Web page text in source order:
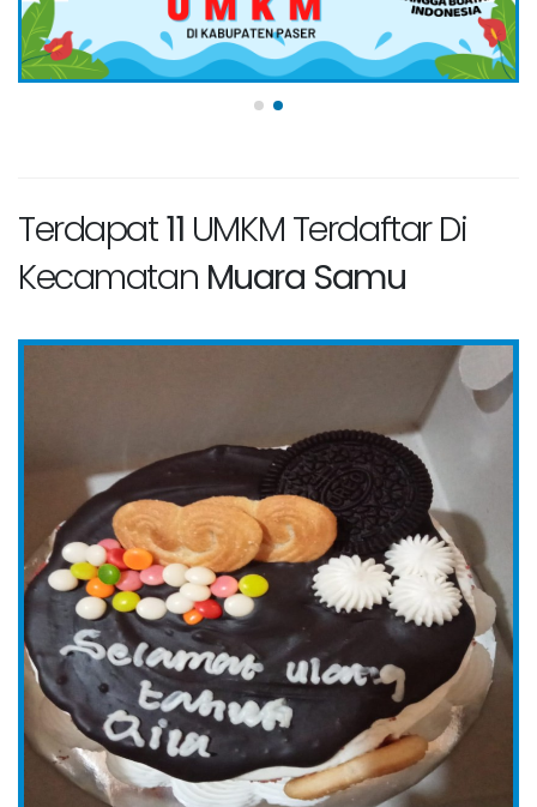
Terdapat11 UMKM Terdaftar Di
Kecamatan Muara Samu